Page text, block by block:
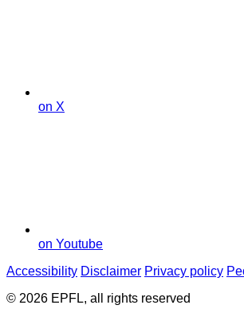
on X
on Youtube
Accessibility Disclaimer Privacy policy
© 2026 EPFL, all rights reserved